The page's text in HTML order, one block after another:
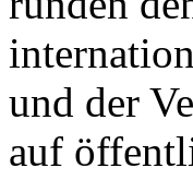
und der
auf